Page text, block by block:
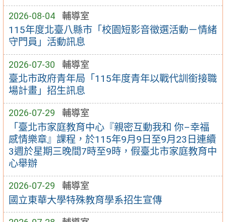
2026-08-04 輔導室
115年度北臺八縣市「校園短影音徵選活動－情緒
守門員」活動訊息
2026-07-30 輔導室
臺北市政府青年局「115年度青年以戰代訓銜接職
場計畫」招生訊息
2026-07-29 輔導室
「臺北市家庭教育中心『親密互動我和 你–幸福
感情樂章』課程，於115年9月9日至9月23日連續
3週於星期三晚間7時至9時，假臺北市家庭教育中
心舉辦
2026-07-29 輔導室
國立東華大學特殊教育學系招生宣傳